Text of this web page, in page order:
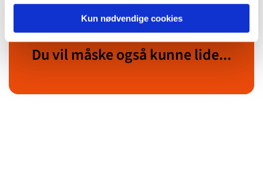
Kun nødvendige cookies
Du vil måske også kunne lide...